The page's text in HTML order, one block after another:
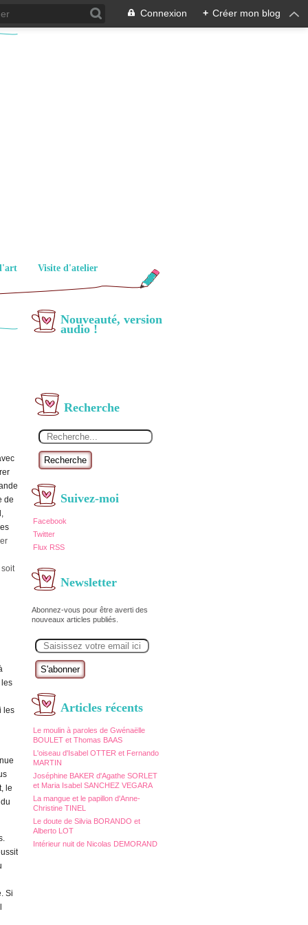
Connexion + Créer mon blog
Visite d'atelier
Nouveauté, version
audio !
Recherche
Recherche
Suivez-moi
Facebook
Twitter
Flux RSS
Newsletter
Abonnez-vous pour être averti des
nouveaux articles publiés.
m
Articles récents
Le moulin à paroles de Gwénaëlle
BOULET et Thomas BAAS
L'oiseau d'Isabel OTTER et Fernando
MARTIN
Joséphine BAKER d'Agathe SORLET
et Maria Isabel SANCHEZ VEGARA
La mangue et le papillon d'Anne-
Christine TINEL
Le doute de Silvia BORANDO et
Alberto LOT
Intérieur nuit de Nicolas DEMORAND
de
les
les
le
Si